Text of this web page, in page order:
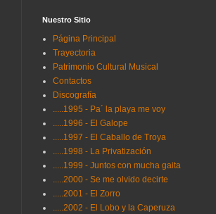
Nuestro Sitio
Página Principal
Trayectoria
Patrimonio Cultural Musical
Contactos
Discografía
.....1995 - Pa´ la playa me voy
.....1996 - El Galope
.....1997 - El Caballo de Troya
.....1998 - La Privatización
.....1999 - Juntos con mucha gaita
.....2000 - Se me olvido decirte
.....2001 - El Zorro
.....2002 - El Lobo y la Caperuza